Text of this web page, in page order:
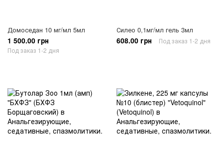
Домоседан 10 мг/мл 5мл
1 500.00 грн
Под заказ 1-2 дня
Силео 0,1мг/мл гель 3мл
608.00 грн Под заказ 1-2 дня